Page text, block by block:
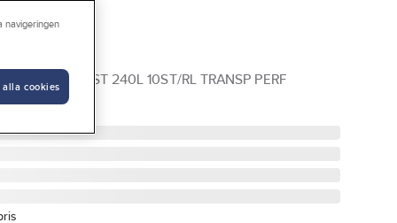
RETUR- PLAST 240L 10ST/RL TRANSP PERF
navigeringen
alla cookies